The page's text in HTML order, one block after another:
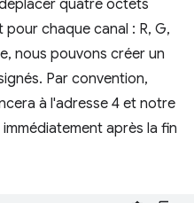
quatre octets
chaque canal : R, G,
nous pouvons créer un
Par convention,
à l'adresse 4 et notre
après la fin